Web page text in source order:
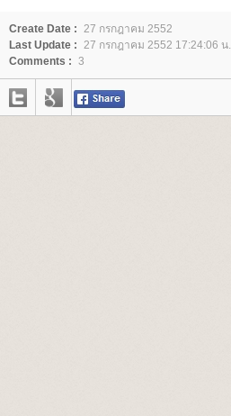
Create Date : 27 กรกฎาคม 2552
Last Update : 27 กรกฎาคม 2552 17:24:06 น.
Comments : 3